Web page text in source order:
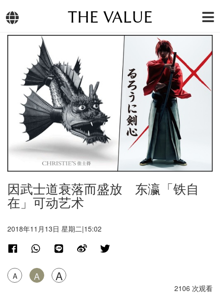
THE VALUE
因武士道衰落而盛放 东瀛「铁自
在」可动艺术
2018年11月13日 星期二|15:02
A A A
2106 次观看